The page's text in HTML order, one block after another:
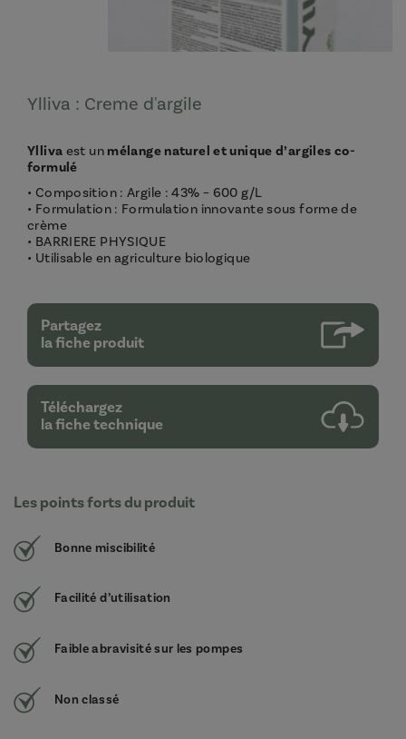
Ylliva : Creme d'argile
Ylliva est unmélange naturel et unique d’argiles co-
formulé
• Composition : Argile : 43% – 600 g/L
• Formulation : Formulation innovante sous forme de
crème
• BARRIERE PHYSIQUE
• Utilisable en agriculture biologique
Partagez
la fiche produit
Téléchargez
la fiche technique
Les points forts du produit
Bonne miscibilité
Facilité d’utilisation
Faible abravisité sur les pompes
Non classé